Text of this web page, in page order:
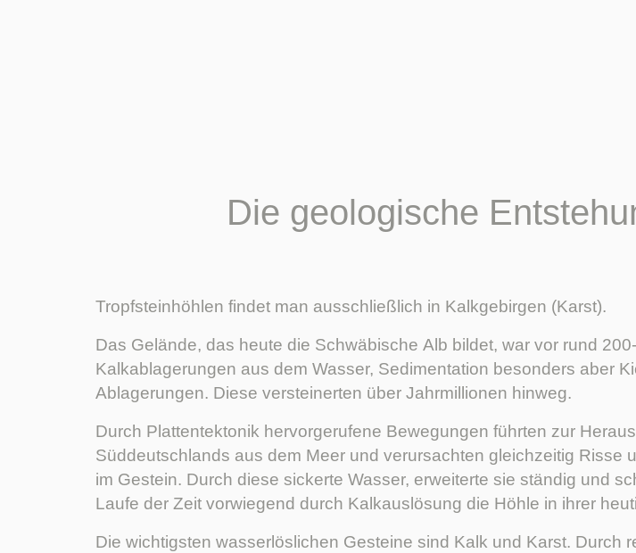
Die geologische
Tropfsteinhöhlen findet man ausschließlich in Kalkgebirgen (Karst).
Das Gelände, das heute die Schwäbische Alb bildet, war vor rund
Kalkablagerungen aus dem Wasser, Sedimentation besonders aber
Ablagerungen. Diese versteinerten über Jahrmillionen hinweg.
Durch Plattentektonik hervorgerufene Bewegungen führten zur
Süddeutschlands aus dem Meer und verursachten gleichzeitig Risse
im Gestein. Durch diese sickerte Wasser, erweiterte sie ständig und
Laufe der Zeit vorwiegend durch Kalkauslösung die Höhle in ihrer
Die wichtigsten wasserlöslichen Gesteine sind Kalk und Karst. Durch